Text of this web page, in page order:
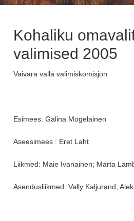
Kohaliku
valimised 2005
Vaivara valla valimiskomisjon
Esimees: Galina Mogelainen
Aseesimees : Eret Laht
Liikmed: Maie Ivanainen; Marta
Asendusliikmed: Vally Kaljurand;